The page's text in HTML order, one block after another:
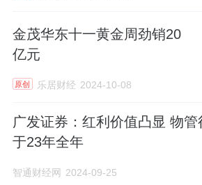
金茂华东十一黄金周劲销20
亿元
原创 乐居财经 2024-10-08
广发证券：红利价值凸显 物
于23年全年
智通财经网 2024-09-25